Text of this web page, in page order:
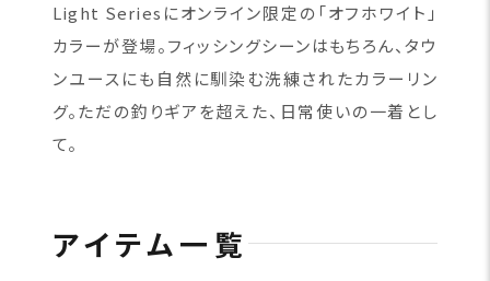
Light Seriesにオンライン限定の「オフホワイト」
カラーが登場。フィッシングシーンはもちろん、タウ
ンユースにも自然に馴染む洗練されたカラーリン
グ。ただの釣りギアを超えた、日常使いの一着とし
て。
アイテム一覧